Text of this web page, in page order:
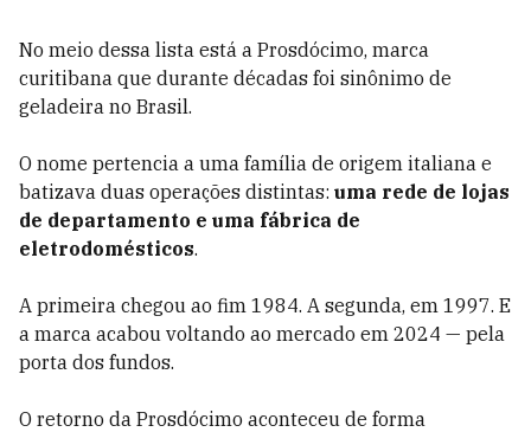
No meio dessa lista está a Prosdócimo, marca
curitibana que durante décadas foi sinônimo de
geladeira no Brasil.
O nome pertencia a uma família de origem italiana e
batizava duas operações distintas: uma rede de lojas
de departamento e uma fábrica de
eletrodomésticos.
A primeira chegou ao fim 1984. A segunda, em 1997. E
a marca acabou voltando ao mercado em 2024 — pela
porta dos fundos.
O retorno da Prosdócimo aconteceu de forma